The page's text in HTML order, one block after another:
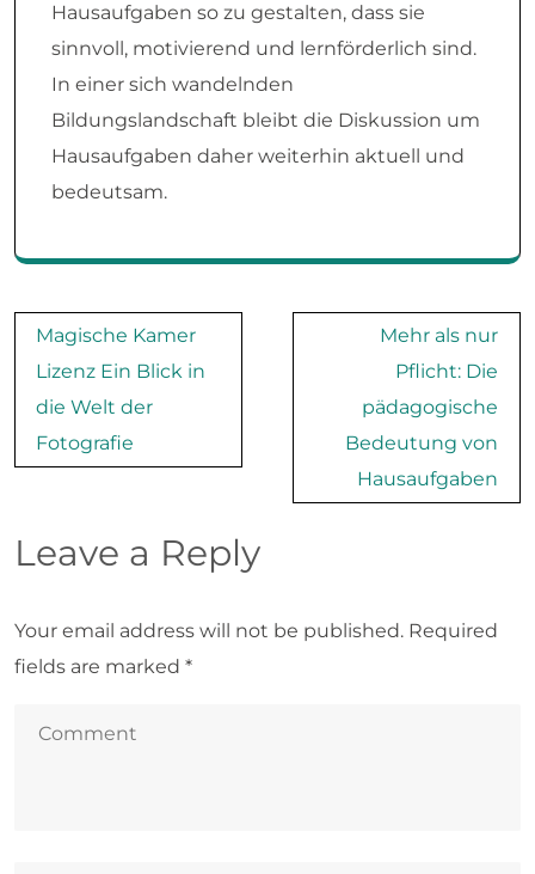
Hausaufgaben so zu gestalten, dass sie
sinnvoll, motivierend und lernförderlich sind.
In einer sich wandelnden
Bildungslandschaft bleibt die Diskussion um
Hausaufgaben daher weiterhin aktuell und
bedeutsam.
Post
navigation
Magische Kamer
Lizenz Ein Blick in
die Welt der
Fotografie
Mehr als nur
Pflicht: Die
pädagogische
Bedeutung von
Hausaufgaben
Leave a Reply
Your email address will not be published. Required
fields are marked *